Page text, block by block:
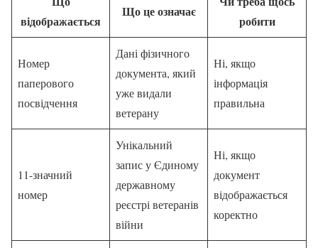
відображається
Що це означає
робити
Номер
паперового
посвідчення
Дані фізичного
документа, який
уже видали
ветерану
Ні, якщо
інформація
правильна
11-значний
номер
Унікальний
запис у Єдиному
державному
реєстрі ветеранів
війни
Ні, якщо
документ
відображається
коректно